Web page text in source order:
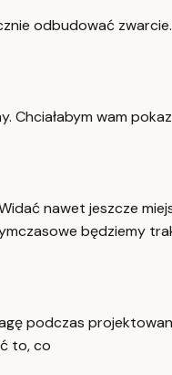
odbudować
Chciałabym wam
nawet jeszcze
będziemy
podczas
to, co